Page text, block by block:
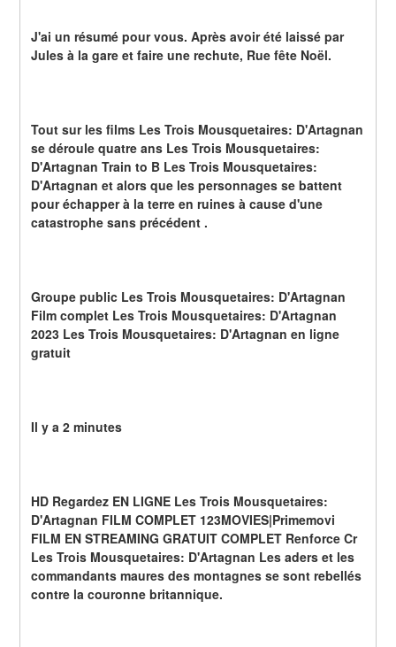
J'ai un résumé pour vous. Après avoir été laissé par
Jules à la gare et faire une rechute, Rue fête Noël.
Tout sur les films Les Trois Mousquetaires: D'Artagnan
se déroule quatre ans Les Trois Mousquetaires:
D'Artagnan Train to B Les Trois Mousquetaires:
D'Artagnan et alors que les personnages se battent
pour échapper à la terre en ruines à cause d'une
catastrophe sans précédent .
Groupe public Les Trois Mousquetaires: D'Artagnan
Film complet Les Trois Mousquetaires: D'Artagnan
2023 Les Trois Mousquetaires: D'Artagnan en ligne
gratuit
Il y a 2 minutes
HD Regardez EN LIGNE Les Trois Mousquetaires:
D'Artagnan FILM COMPLET 123MOVIES|Primemovi
FILM EN STREAMING GRATUIT COMPLET Renforce Cr
Les Trois Mousquetaires: D'Artagnan Les aders et les
commandants maures des montagnes se sont rebellés
contre la couronne britannique.